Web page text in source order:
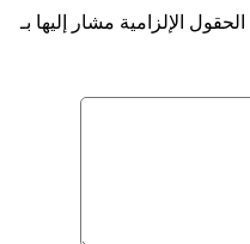
الحقول الإلزامية مشار إليها بـ